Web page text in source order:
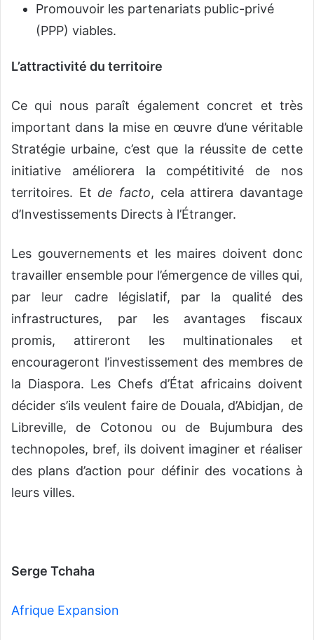
Promouvoir les partenariats public-privé
(PPP) viables.
L’attractivité du territoire
Ce qui nous paraît également concret et très
important dans la mise en œuvre d’une véritable
Stratégie urbaine, c’est que la réussite de cette
initiative améliorera la compétitivité de nos
territoires. Etde facto, cela attirera davantage
d’Investissements Directs à l’Étranger.
Les gouvernements et les maires doivent donc
travailler ensemble pour l’émergence de villes qui,
par leur cadre législatif, par la qualité des
infrastructures, par les avantages fiscaux
promis, attireront les multinationales et
encourageront l’investissement des membres de
la Diaspora. Les Chefs d’État africains doivent
décider s’ils veulent faire de Douala, d’Abidjan, de
Libreville, de Cotonou ou de Bujumbura des
technopoles, bref, ils doivent imaginer et réaliser
des plans d’action pour définir des vocations à
leurs villes.
Serge Tchaha
Afrique Expansion